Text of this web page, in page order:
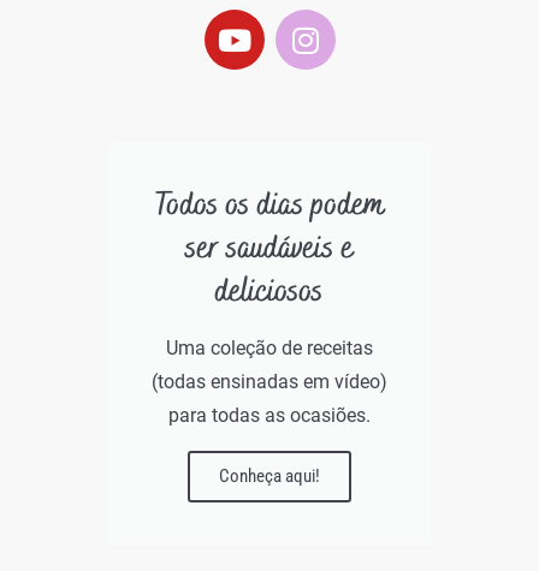
Todos os dias podem
ser saudáveis e
deliciosos
Uma coleção de receitas
(todas ensinadas em vídeo)
para todas as ocasiões.
Conheça aqui!